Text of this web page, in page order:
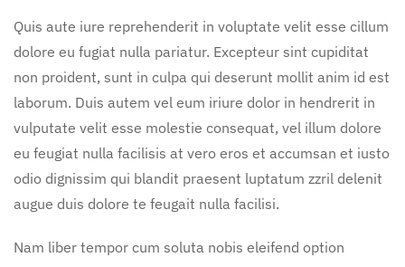
Quis aute iure reprehenderit in voluptate velit esse cillum
dolore eu fugiat nulla pariatur. Excepteur sint cupiditat
non proident, sunt in culpa qui deserunt mollit anim id est
laborum. Duis autem vel eum iriure dolor in hendrerit in
vulputate velit esse molestie consequat, vel illum dolore
eu feugiat nulla facilisis at vero eros et accumsan et iusto
odio dignissim qui blandit praesent luptatum zzril delenit
augue duis dolore te feugait nulla facilisi.
Nam liber tempor cum soluta nobis eleifend option